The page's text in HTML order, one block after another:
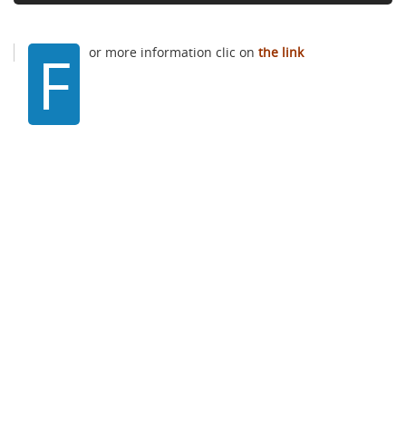
F or more information clic on the link